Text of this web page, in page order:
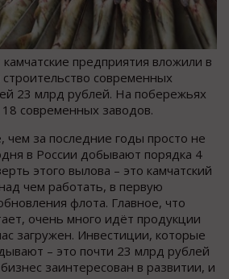
предприятия вложили в
современных
23 млрд рублей. На побережьях
современных заводов.
чем за последние годы просто не
в России добывают порядка 4
этого вылова – это камчатский
чем работать, в первую
флота. Главное, что
очень много идёт продукции
загружен. Инвестиции, которые
– это почти 23 млрд рублей
заинтересован в развитии, и